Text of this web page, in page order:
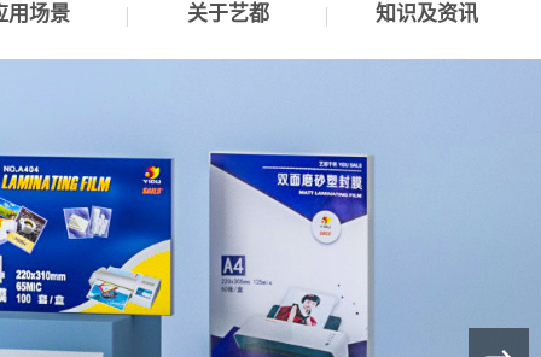
用场景 关于艺都 知识及资讯